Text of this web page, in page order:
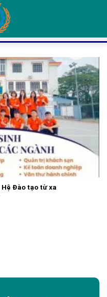
Đào tạo từ xa